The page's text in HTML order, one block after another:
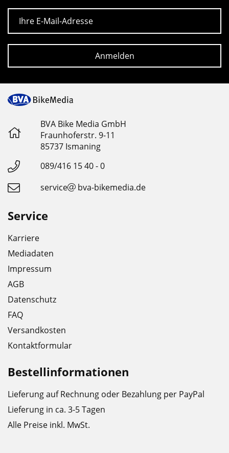
E-Mail
Anmelden
BVA Bike Media GmbH
Fraunhoferstr. 9-11
85737 Ismaning
089/416 15 40 - 0
service
bva-bikemedia.de
Service
Karriere
Mediadaten
Impressum
AGB
Datenschutz
FAQ
Versandkosten
Kontaktformular
Bestellinformationen
Lieferung auf Rechnung oder Bezahlung per PayPal
Lieferung in ca. 3-5 Tagen
Alle Preise inkl. MwSt.